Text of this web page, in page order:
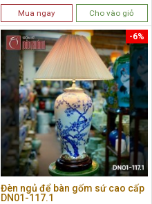
Mua ngay Cho vào giỏ
Đèn ngủ để bàn gốm sứ cao cấp
DN01-117.1
-6%